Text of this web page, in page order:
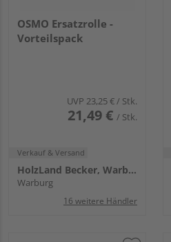
OSMO Ersatzrolle -
Vorteilspack
UVP 23,25 € / Stk.
21,49 € / Stk.
Verkauf & Versand
HolzLand Becker, Warburg
Warburg
16 weitere Händler